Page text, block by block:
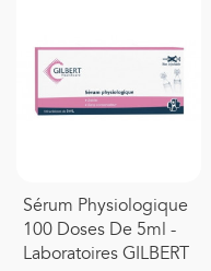
Sérum Physiologique
100 Doses De 5ml -
Laboratoires GILBERT